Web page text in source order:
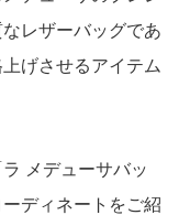
レザーバッグであ
げさせるアイテム
メデューサバッ
ディネートをご紹